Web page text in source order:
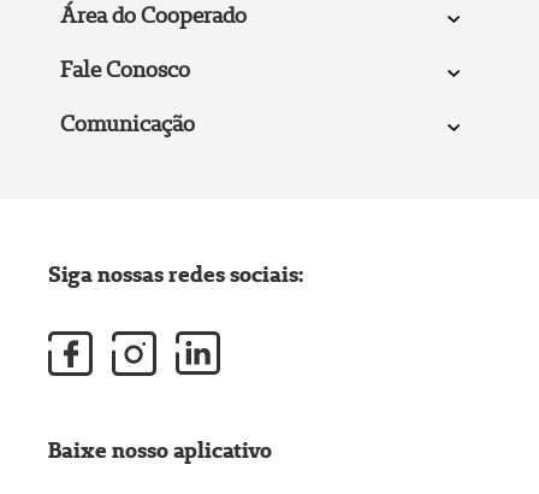
Área do Cooperado
Fale Conosco
Comunicação
Siga nossas redes sociais:
Baixe nosso aplicativo